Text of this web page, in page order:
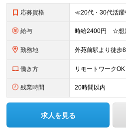
応募資格
給与
勤務地
働き方 リモートワークOK
残業時間 20時間以内
求人を見る